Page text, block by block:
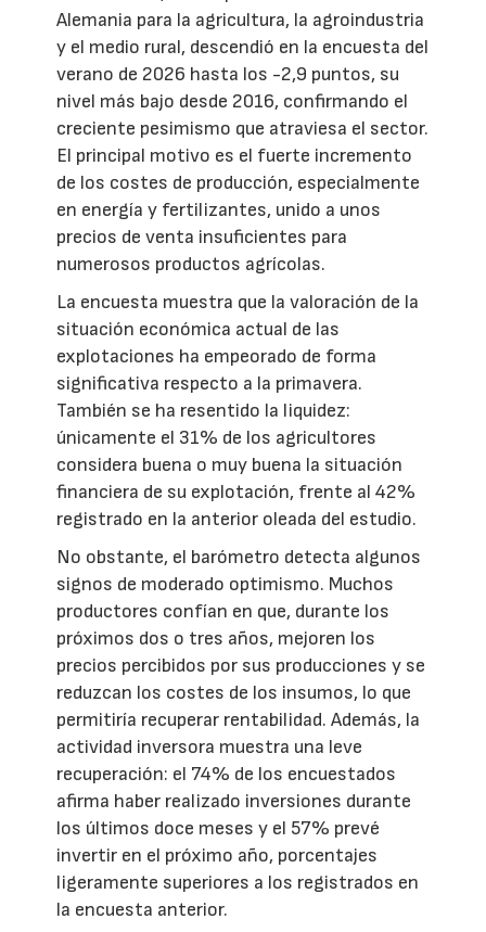
Alemania para la agricultura, la agroindustria
y el medio rural, descendió en la encuesta del
verano de 2026 hasta los -2,9 puntos, su
nivel más bajo desde 2016, confirmando el
creciente pesimismo que atraviesa el sector.
El principal motivo es el fuerte incremento
de los costes de producción, especialmente
en energía y fertilizantes, unido a unos
precios de venta insuficientes para
numerosos productos agrícolas.
La encuesta muestra que la valoración de la
situación económica actual de las
explotaciones ha empeorado de forma
significativa respecto a la primavera.
También se ha resentido la liquidez:
únicamente el 31% de los agricultores
considera buena o muy buena la situación
financiera de su explotación, frente al 42%
registrado en la anterior oleada del estudio.
No obstante, el barómetro detecta algunos
signos de moderado optimismo. Muchos
productores confían en que, durante los
próximos dos o tres años, mejoren los
precios percibidos por sus producciones y se
reduzcan los costes de los insumos, lo que
permitiría recuperar rentabilidad. Además, la
actividad inversora muestra una leve
recuperación: el 74% de los encuestados
afirma haber realizado inversiones durante
los últimos doce meses y el 57% prevé
invertir en el próximo año, porcentajes
ligeramente superiores a los registrados en
la encuesta anterior.